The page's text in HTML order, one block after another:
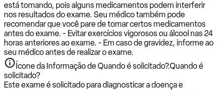
está tomando, pois alguns medicamentos podem interferir
nos resultados do exame. Seu médico também pode
recomendar que você pare de tomar certos medicamentos
antes do exame. - Evitar exercícios vigorosos ou álcool nas 24
horas anteriores ao exame. - Em caso de gravidez, informe ao
seu médico antes de realizar o exame.
Ícone da Informação de Quando é solicitado?.Quando é
solicitado?
Este exame é solicitado para diagnosticar a doença e